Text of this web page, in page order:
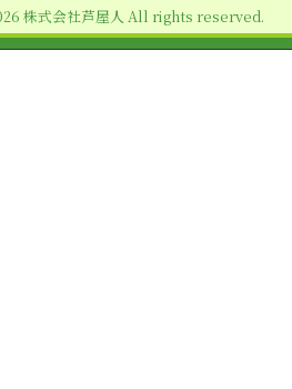
株式会社芦屋人 All rights reserved.